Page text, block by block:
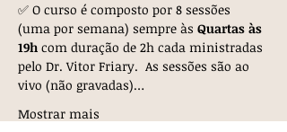
✅ O curso é composto por 8 sessões
(uma por semana) sempre às Quartas às
19h com duração de 2h cada ministradas
pelo Dr. Vitor Friary.  As sessões são ao
vivo (não gravadas)…
Mostrar mais